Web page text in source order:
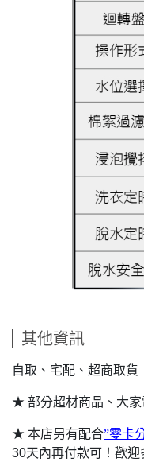
其他資訊
自取、宅配、超商取貨
★ 部分超材商品、大家
★ 本店另有配合”零卡
30天內再付款可！歡迎